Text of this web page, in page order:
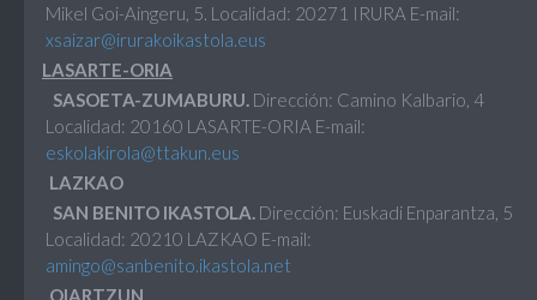
Mikel Goi-Aingeru, 5. Localidad: 20271 IRURA E-mail:
xsaizar@irurakoikastola.eus
LASARTE-ORIA
SASOETA-ZUMABURU. Dirección: Camino Kalbario, 4
Localidad: 20160 LASARTE-ORIA E-mail:
eskolakirola@ttakun.eus
LAZKAO
SAN BENITO IKASTOLA. Dirección: Euskadi Enparantza, 5
Localidad: 20210 LAZKAO E-mail:
amingo@sanbenito.ikastola.net
OIARTZUN